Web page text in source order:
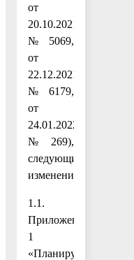
от
20.10.2021
№ 5069,
от
22.12.2021
№ 6179,
от
24.01.2022
№ 269),
следующие
изменения:
1.1.
Приложение
1
«Планируемые